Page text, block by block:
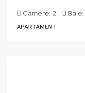
Camere: 2 Baie:
APARTAMENT